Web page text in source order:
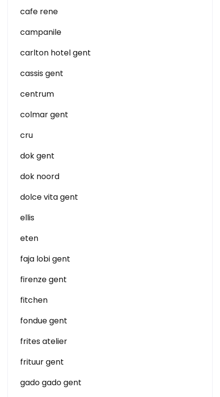
cafe rene
campanile
carlton hotel gent
cassis gent
centrum
colmar gent
cru
dok gent
dok noord
dolce vita gent
ellis
eten
faja lobi gent
firenze gent
fitchen
fondue gent
frites atelier
frituur gent
gado gado gent